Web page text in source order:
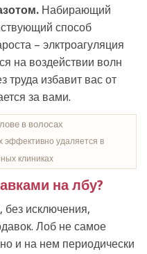
Набирающий
способ
– элктроагуляция
на воздействии волн
труда избавит вас от
за вами.
эффективно удаляется в
клиниках
на лбу?
без исключения,
Лоб не самое
и на нем периодически